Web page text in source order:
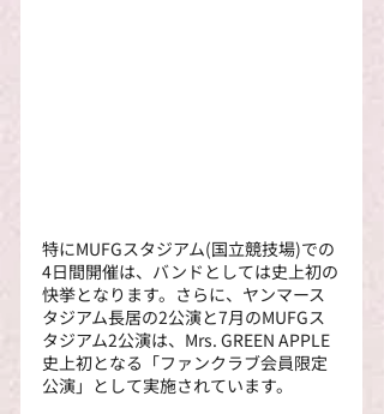
特にMUFGスタジアム(国立競技場)での
4日間開催は、バンドとしては史上初の
快挙となります。さらに、ヤンマース
タジアム長居の2公演と7月のMUFGス
タジアム2公演は、Mrs. GREEN APPLE
史上初となる「ファンクラブ会員限定
公演」として実施されています。